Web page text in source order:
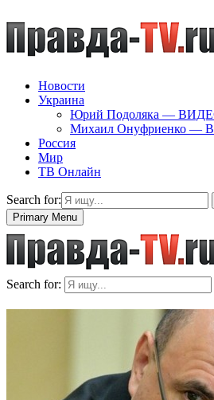
Новости
Украина
Юрий Подоляка —
Михаил Онуфриенко —
Россия
Мир
ТВ Онлайн
Search for:
Primary Menu
Search for: